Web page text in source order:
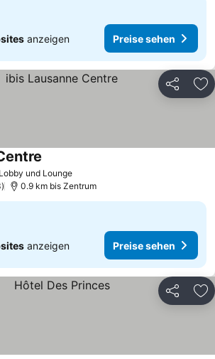
anzeigen Preise sehen
Teilen
und LoungePreise sehen
0.9 km bis Zentrum
anzeigen Preise sehen
Teilen